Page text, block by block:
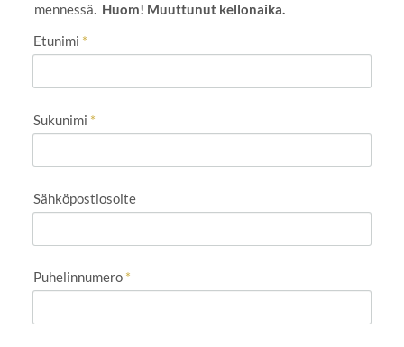
mennessä. ⁠⁠⁠⁠⁠⁠⁠ Huom! Muuttunut kellonaika.
Etunimi *
Sukunimi *
Sähköpostiosoite
Puhelinnumero *